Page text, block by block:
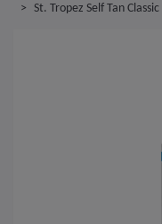
St. Tropez Self Tan